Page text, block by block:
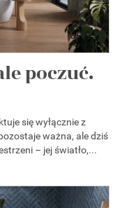
poczuć.
się wyłącznie z
ważna, ale dziś
– jej światło,...